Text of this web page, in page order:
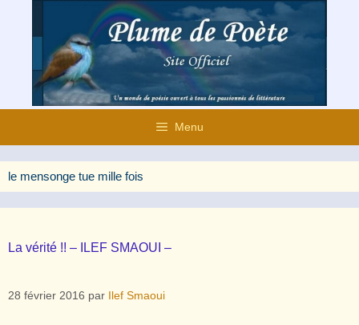
contenu
Menu
le mensonge tue mille fois
La vérité !! – ILEF SMAOUI –
28 février 2016 par Ilef Smaoui